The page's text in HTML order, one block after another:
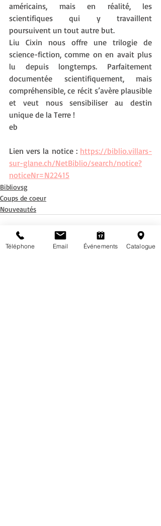
américains, mais en réalité, les
scientifiques qui y travaillent
poursuivent un tout autre but.
Liu Cixin nous offre une trilogie de
science-fiction, comme on en avait plus
lu depuis longtemps. Parfaitement
documentée scientifiquement, mais
compréhensible, ce récit s’avère plausible
et veut nous sensibiliser au destin
unique de la Terre !
eb
Lien vers la notice : https://biblio.villars-
sur-glane.ch/NetBiblio/search/notice?
noticeNr=N22415
Bibliovsg
Coups de coeur
Nouveautés
Téléphone Email Événements Catalogue